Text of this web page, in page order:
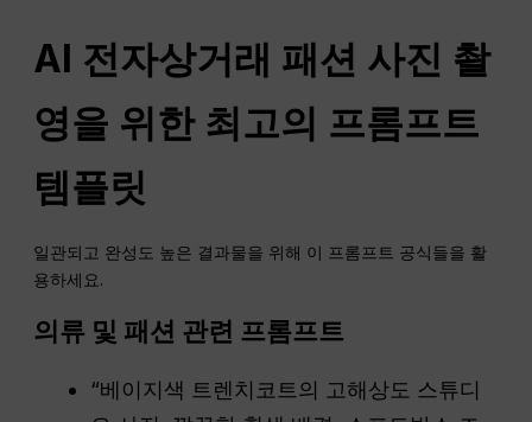
AI 전자상거래 패션 사진 촬
영을 위한 최고의 프롬프트
템플릿
일관되고 완성도 높은 결과물을 위해 이 프롬프트 공식들을 활
용하세요.
의류 및 패션 관련 프롬프트
“베이지색 트렌치코트의 고해상도 스튜디